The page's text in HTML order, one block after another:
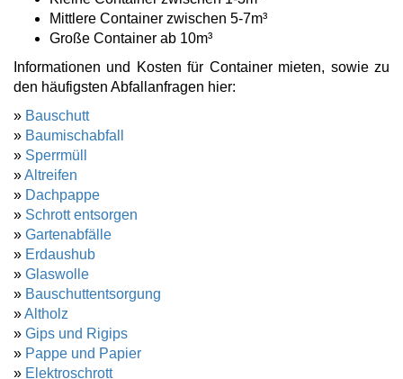
Mittlere Container zwischen 5-7m³
Große Container ab 10m³
Informationen und Kosten für Container mieten, sowie zu
den häufigsten Abfallanfragen hier:
» Bauschutt
» Baumischabfall
» Sperrmüll
»Altreifen
» Dachpappe
» Schrott entsorgen
» Gartenabfälle
» Erdaushub
» Glaswolle
» Bauschuttentsorgung
»Altholz
» Gips und Rigips
» Pappe und Papier
» Elektroschrott